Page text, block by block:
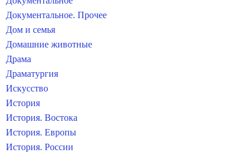
Документальное. Прочее
Дом и семья
Домашние животные
Драма
Драматургия
Искусство
История
История. Востока
История. Европы
История. России